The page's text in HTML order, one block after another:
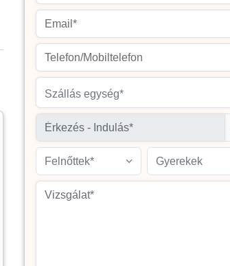
Szállás egység*
Felnőttek* Gyerekek